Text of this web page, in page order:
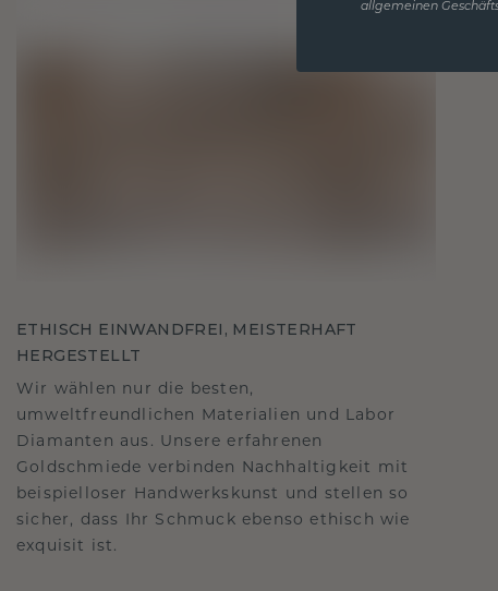
ETHISCH EINWANDFREI, MEISTERHAFT
HERGESTELLT
Wir wählen nur die besten,
umweltfreundlichen Materialien und Labor
Diamanten aus. Unsere erfahrenen
Goldschmiede verbinden Nachhaltigkeit mit
beispielloser Handwerkskunst und stellen so
sicher, dass Ihr Schmuck ebenso ethisch wie
exquisit ist.
allgemeinen